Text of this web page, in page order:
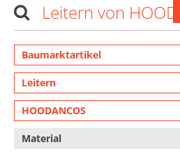
Leitern von
Baumarktartikel
Leitern
HOODANCOS
Material